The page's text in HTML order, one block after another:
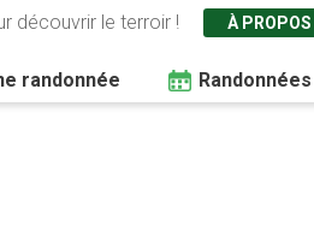
découvrir le terroir ! À PROPOS
randonnée